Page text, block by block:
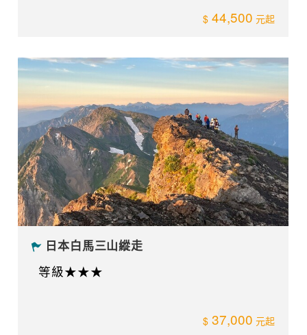
37,000
日本槍岳~表銀座縱走6日
$66,800
等級★★★